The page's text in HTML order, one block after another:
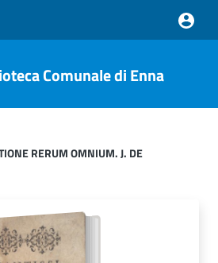
Comunale di Enna
RERUM OMNIUM. J. DE